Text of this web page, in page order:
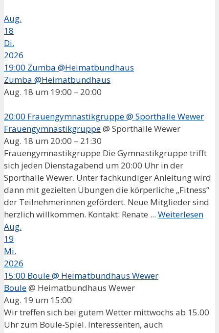
Aug.
18
Di.
2026
19:00 Zumba @Heimatbundhaus
Zumba @Heimatbundhaus
Aug. 18 um 19:00 – 20:00
20:00 Frauengymnastikgruppe@ Sporthalle Wewer
Frauengymnastikgruppe@ Sporthalle Wewer
Aug. 18 um 20:00 – 21:30
Frauengymnastikgruppe Die Gymnastikgruppe trifft
sich jeden Dienstagabend um 20:00 Uhr in der
Sporthalle Wewer. Unter fachkundiger Anleitung wird
dann mit gezielten Übungen die körperliche „Fitness“
der Teilnehmerinnen gefördert. Neue Mitglieder sind
herzlich willkommen. Kontakt: Renate ... Weiterlesen
Aug.
19
Mi.
2026
15:00 Boule@ Heimatbundhaus Wewer
Boule@ Heimatbundhaus Wewer
Aug. 19 um 15:00
Wir treffen sich bei gutem Wetter mittwochs ab 15.00
Uhr zum Boule-Spiel. Interessenten, auch